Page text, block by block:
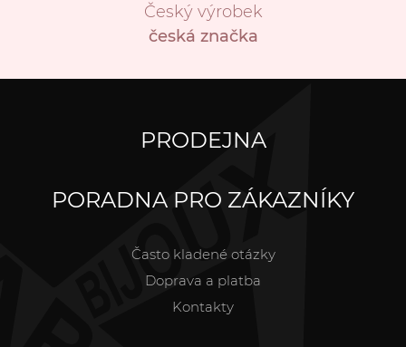
Český výrobek
česká značka
PRODEJNA
PORADNA PRO ZÁKAZNÍKY
Často kladené otázky
Doprava a platba
Kontakty